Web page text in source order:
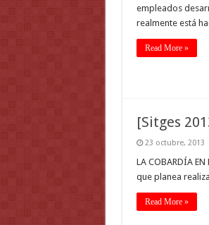
empleados
realmente está
Read More »
[Sitges
23 octubre, 2013
LA COBARDÍA
que planea
Read More »